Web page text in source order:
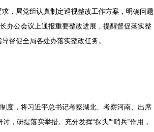
，局党组认真制定巡视整改工作方案，明确问题
办公会议上通报重要整改进展，提醒督促落实整
督促全局各处办落实整改任务。
度，将习近平总书记考察湖北、考察河南、出席
研提落实举措。充分发挥“探头”“哨兵”作用，